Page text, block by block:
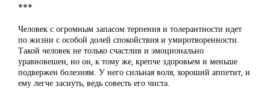
***
Человек с огромным запасом терпения и толерантности идет
по жизни с особой долей спокойствия и умиротворенности.
Такой человек не только счастлив и эмоционально
уравновешен, но он, к тому же, крепче здоровьем и меньше
подвержен болезням. У него сильная воля, хороший аппетит, и
ему легче заснуть, ведь совесть его чиста.